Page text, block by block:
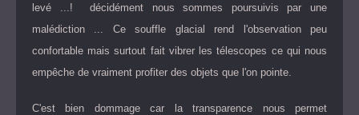
levé ...! décidément nous sommes poursuivis par une
malédiction ... Ce souffle glacial rend l'observation peu
confortable mais surtout fait vibrer les télescopes ce qui nous
empêche de vraiment profiter des objets que l'on pointe.
C'est bien dommage car la transparence nous permet